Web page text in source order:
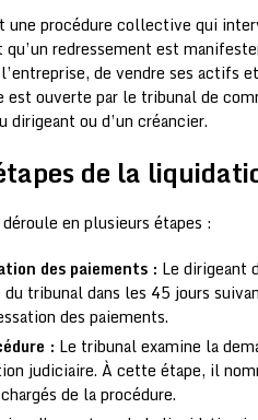
une procédure collective qui
redressement est
de vendre ses actifs
est ouverte par le tribunal de
ou d’un créancier.
de la
en plusieurs étapes :
des paiements : Le dirigeant
du tribunal dans les 45 jours
des paiements.
: Le tribunal examine la
judiciaire. À cette étape, il
de la procédure.